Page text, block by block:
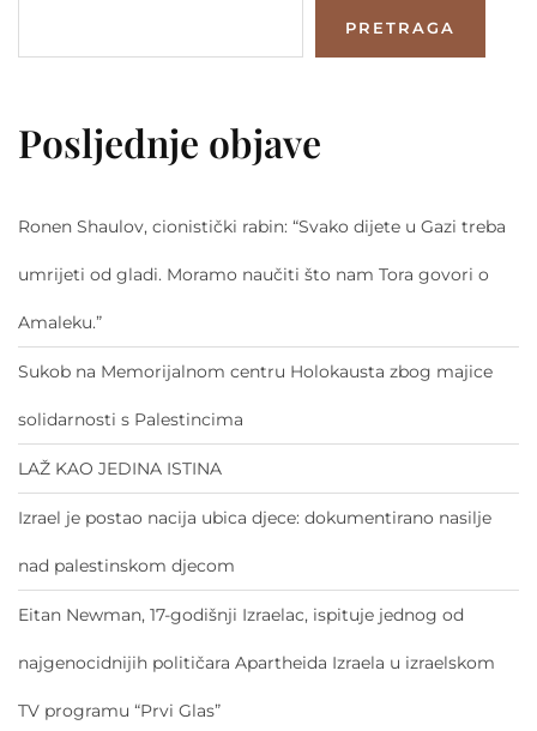
PRETRAGA
Posljednje objave
Ronen Shaulov, cionistički rabin: “Svako dijete u Gazi treba
umrijeti od gladi. Moramo naučiti što nam Tora govori o
Amaleku.”
Sukob na Memorijalnom centru Holokausta zbog majice
solidarnosti s Palestincima
LAŽ KAO JEDINA ISTINA
Izrael je postao nacija ubica djece: dokumentirano nasilje
nad palestinskom djecom
Eitan Newman, 17-godišnji Izraelac, ispituje jednog od
najgenocidnijih političara Apartheida Izraela u izraelskom
TV programu “Prvi Glas”